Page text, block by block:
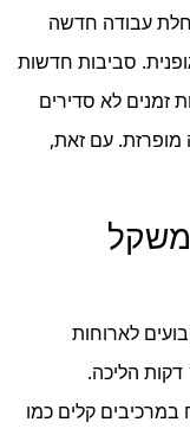
עבודה חדשה
סביבות חדשות
זמנים לא סדירים
מופרזת. עם זאת,
לארוחות
קלים כמו